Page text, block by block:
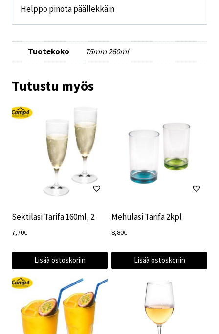
Helppo pinota päällekkäin
Tuotekoko 75mm 260ml
Tutustu myös
Sektilasi Tarifa 160ml, 2
7,70€
Lisää ostoskoriin
Mehulasi Tarifa 2kpl
8,80€
Lisää ostoskoriin